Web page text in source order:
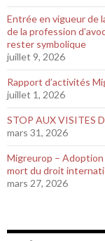
Entrée en vigueur de
de la profession
rester symbolique
juillet 9, 2026
Rapport d’activités
juillet 1, 2026
STOP AUX VISITES
mars 31, 2026
Migreurop – Adoption
mort du droit
mars 27, 2026